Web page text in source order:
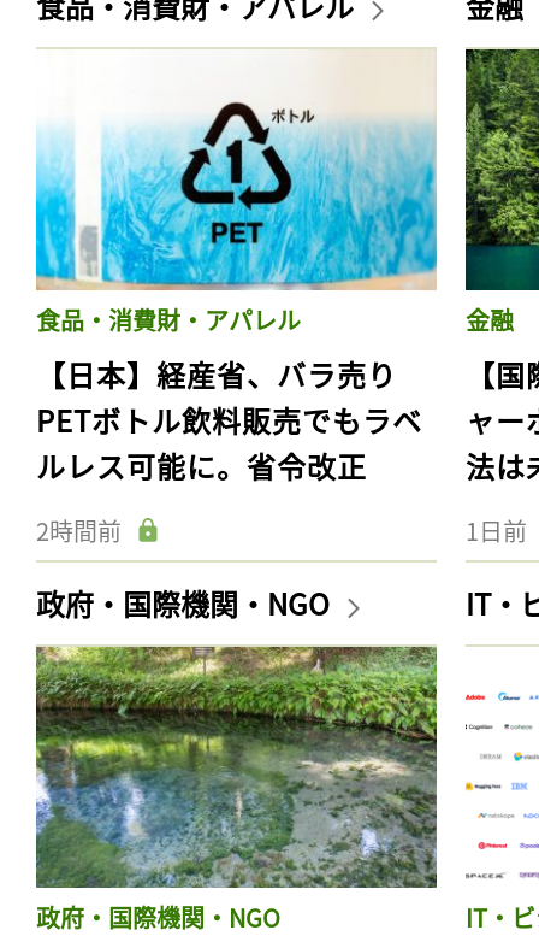
食品・消費財・アパレル
【日本】経産省、バラ売り
PETボトル飲料販売でもラベ
ルレス可能に。省令改正
2時間前
金融
【
ャー
法は
1日前
政府・国際機関・NGO
政府・国際機関・NGO
IT・
IT・